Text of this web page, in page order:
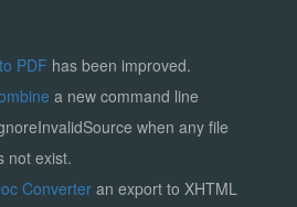
PDF has been improved.
a new command line
when any file
not exist.
Converter an export to XHTML